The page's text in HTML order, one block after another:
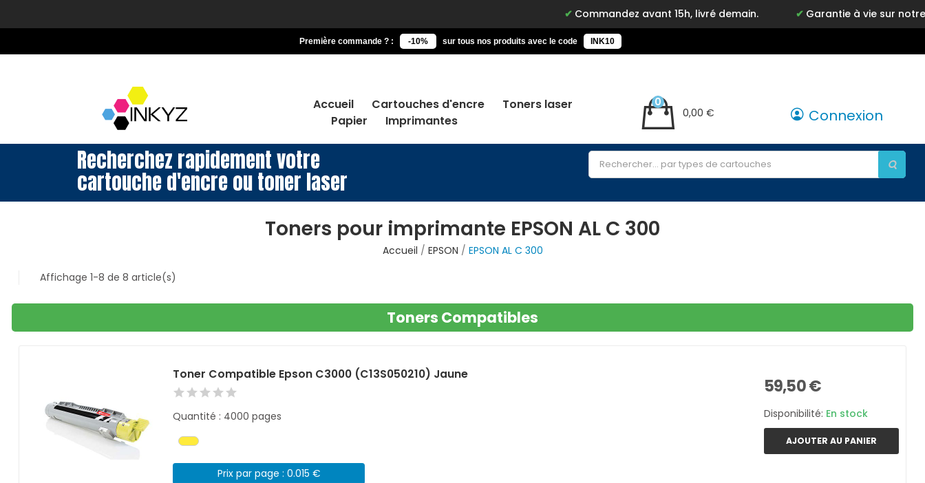
Commandez avant 15h, livré demain. Garantie à vie sur notre marque
Première commande ? : -10% sur tous nos produits avec le code INK10
Accueil Cartouches d'encre
Toners laser
Papier
Imprimantes
0,00 €
0
Connexion
Recherchez rapidement votre
cartouche d'encre ou toner laser
Toners pour imprimante EPSON AL C 300
Accueil EPSON
EPSON AL C 300
Affichage 1-8 de 8 article(s)
Toners Compatibles
Toner Compatible Epson C3000 (C13S050210) Jaune
Quantité : 4000 pages
Prix par page : 0.015 €
59,50 €
Disponibilité: En stock
AJOUTER AU PANIER